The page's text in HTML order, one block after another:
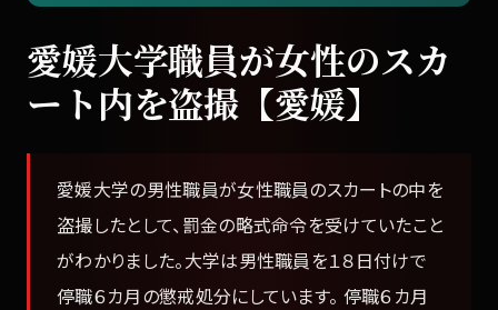
愛媛大学職員が女性のスカ
ート内を盗撮【愛媛】
愛媛大学の男性職員が女性職員のスカートの中を
盗撮したとして、罰金の略式命令を受けていたこと
がわかりました。大学は男性職員を１８日付けで
停職６カ月の懲戒処分にしています。 停職６カ月